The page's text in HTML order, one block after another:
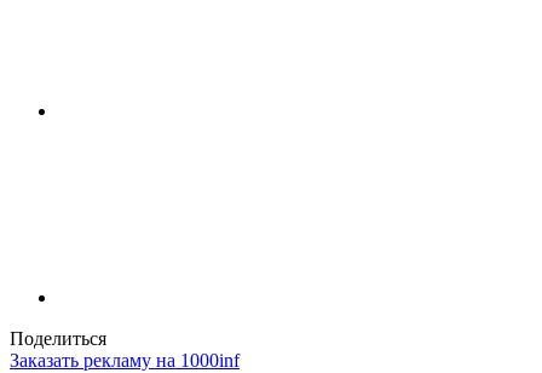
Поделиться
Заказать рекламу на 1000inf